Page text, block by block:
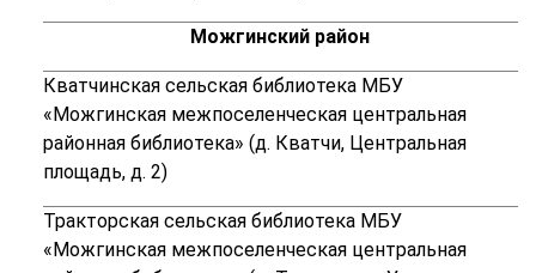
Можгинский район
Кватчинская сельская библиотека МБУ
«Можгинская межпоселенческая центральная
районная библиотека» (д. Кватчи, Центральная
площадь, д. 2)
Тракторская сельская библиотека МБУ
«Можгинская межпоселенческая центральная